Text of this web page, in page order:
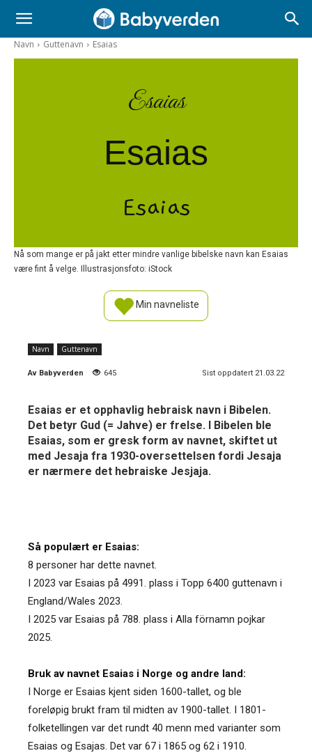
Navn Guttenavn Esaias
Esaias
Esaias
Esaias
Nå som mange er på jakt etter mindre vanlige bibelske navn kan Esaias
være fint å velge. Illustrasjonsfoto: iStock
Min navneliste
Navn Guttenavn
Av Babyverden 645 Sist oppdatert 21.03.22
Esaias er et opphavlig hebraisk navn i Bibelen.
Det betyr Gud (= Jahve) er frelse. I Bibelen ble
Esaias, som er gresk form av navnet, skiftet ut
med Jesaja fra 1930-oversettelsen fordi Jesaja
er nærmere det hebraiske Jesjaja.
Så populært er Esaias:
8 personer har dette navnet.
I 2023 var Esaias på 4991. plass i Topp 6400 guttenavn i
England/Wales 2023.
I 2025 var Esaias på 788. plass i Alla förnamn pojkar
2025.
Bruk av navnet Esaias i Norge og andre land:
I Norge er Esaias kjent siden 1600-tallet, og ble
foreløpig brukt fram til midten av 1900-tallet. I 1801-
folketellingen var det rundt 40 menn med varianter som
Esaias og Esajas. Det var 67 i 1865 og 62 i 1910.